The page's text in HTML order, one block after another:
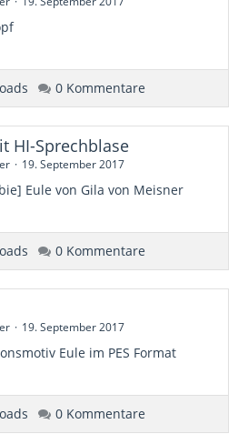
0 Kommentare
HI-Sprechblase
19. September 2017
Eule von Gila von Meisner
0 Kommentare
19. September 2017
Eule im PES Format
0 Kommentare